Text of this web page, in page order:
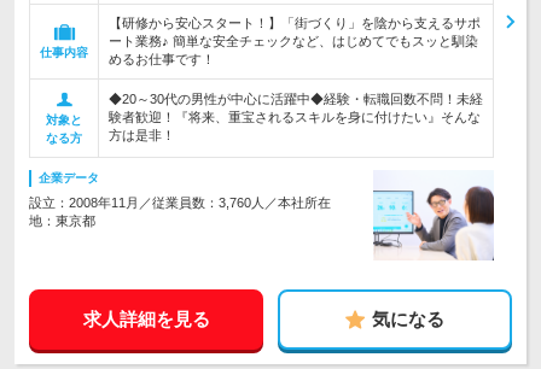
仕事内容
【研修から安心スタート！】「街づくり」を陰から支えるサポ
ート業務♪ 簡単な安全チェックなど、はじめてでもスッと馴染
めるお仕事です！
対象と
なる方
◆20～30代の男性が中心に活躍中◆経験・転職回数不問！未経
験者歓迎！『将来、重宝されるスキルを身に付けたい』そんな
方は是非！
企業データ
設立：2008年11月／従業員数：3,760人／本社所在
地：東京都
求人詳細を見る 気になる